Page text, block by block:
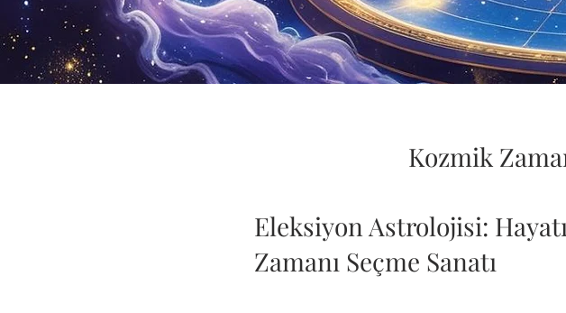
Kozmik
Eleksiyon Astrolojisi:
Zamanı Seçme Sanatı